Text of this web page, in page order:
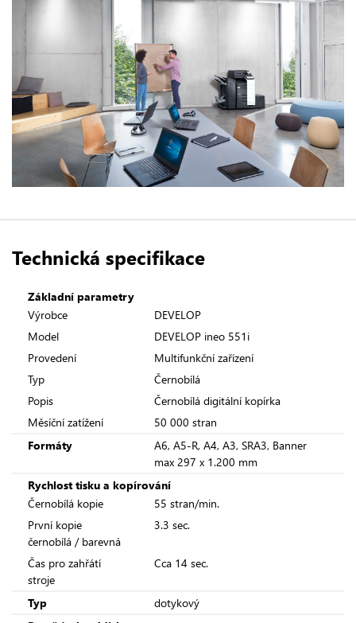
Technická specifikace
Základní parametry
Výrobce
DEVELOP
Model
DEVELOP ineo 551i
Provedení
Multifunkční zařízení
Typ
Černobílá
Popis
Černobílá digitální kopírka
Měsíční zatížení
50 000 stran
Formáty
A6, A5-R, A4, A3, SRA3, Banner
max 297 x 1.200 mm
Rychlost tisku a kopírování
Černobílá kopie
55 stran/min.
První kopie
černobílá / barevná
3.3 sec.
Čas pro zahřátí
stroje
Cca 14 sec.
Typ
dotykový